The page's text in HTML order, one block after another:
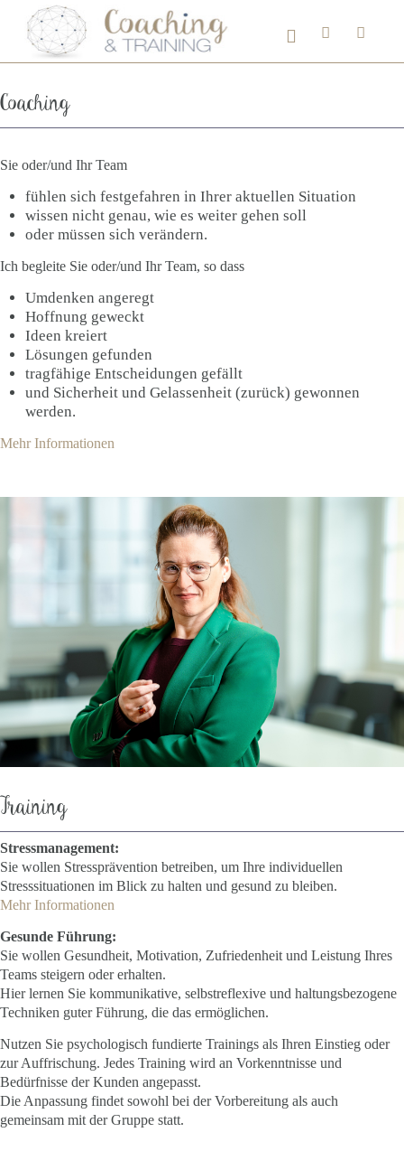
Coaching
Sie oder/und Ihr Team
fühlen sich festgefahren in Ihrer aktuellen Situation
wissen nicht genau, wie es weiter gehen soll
oder müssen sich verändern.
Ich begleite Sie oder/und Ihr Team, so dass
Umdenken angeregt
Hoffnung geweckt
Ideen kreiert
Lösungen gefunden
tragfähige Entscheidungen gefällt
und Sicherheit und Gelassenheit (zurück) gewonnen
werden.
Mehr Informationen
Training
Stressmanagement:
Sie wollen Stressprävention betreiben, um Ihre individuellen
Stresssituationen im Blick zu halten und gesund zu bleiben.
Mehr Informationen
Gesunde Führung:
Sie wollen Gesundheit, Motivation, Zufriedenheit und Leistung Ihres
Teams steigern oder erhalten.
Hier lernen Sie kommunikative, selbstreflexive und haltungsbezogene
Techniken guter Führung, die das ermöglichen.
Nutzen Sie psychologisch fundierte Trainings als Ihren Einstieg oder
zur Auffrischung. Jedes Training wird an Vorkenntnisse und
Bedürfnisse der Kunden angepasst.
Die Anpassung findet sowohl bei der Vorbereitung als auch
gemeinsam mit der Gruppe statt.